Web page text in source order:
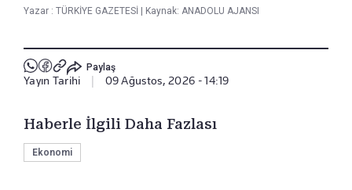
Yazar : TÜRKİYE GAZETESİ Kaynak: ANADOLU AJANSI
Paylaş
Yayın Tarihi 09 Ağustos, 2026 - 14:19
Haberle İlgili Daha Fazlası
Ekonomi